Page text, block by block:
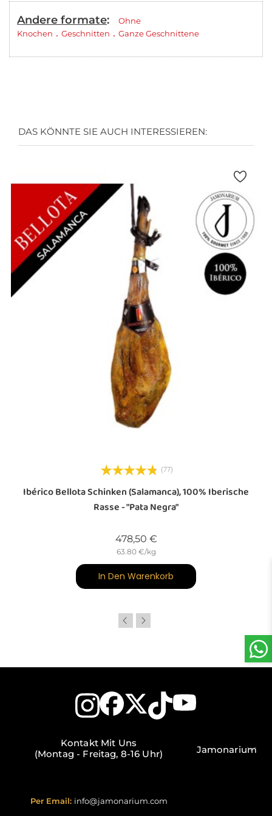
Andere formate:
Ohne
Knochen . Geschnitten . Ganze Geschnittene
DAS KÖNNTE SIE AUCH INTERESSIEREN:
(77)
Ibérico Bellota Schinken (Salamanca), 100% Iberische
Rasse - "Pata Negra"
478,50 €Preis
63.80 €/kg
In Den Warenkorb
Kontakt Mit Uns
(Montag - Freitag, 8-16 Uhr)
Per Email: info@jamonarium.com
Jamonarium